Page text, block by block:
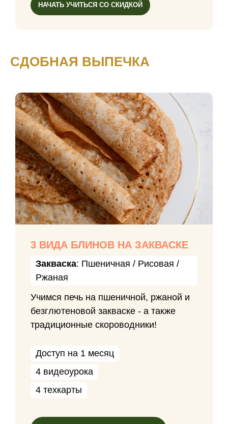
НАЧАТЬ УЧИТЬСЯ СО СКИДКОЙ
СДОБНАЯ ВЫПЕЧКА
3 ВИДА БЛИНОВ НА ЗАКВАСКЕ
Закваска: Пшеничная / Рисовая /
Ржаная
Учимся печь на пшеничной, ржаной и
безглютеновой закваске - а также
традиционные скороводники!
Доступ на 1 месяц
4 видеоурока
4 техкарты